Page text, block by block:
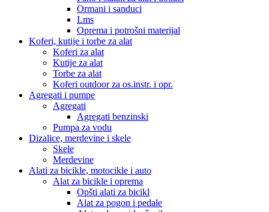
Ormani i sanduci
Lms
Oprema i potrošni materijal
Koferi, kutije i torbe za alat
Koferi za alat
Kutije za alat
Torbe za alat
Koferi outdoor za os.instr. i opr.
Agregati i pumpe
Agregati
Agregati benzinski
Pumpa za vodu
Dizalice, merdevine i skele
Skele
Merdevine
Alati za bicikle, motocikle i auto
Alat za bicikle i oprema
Opšti alati za bicikl
Alat za pogon i pedale